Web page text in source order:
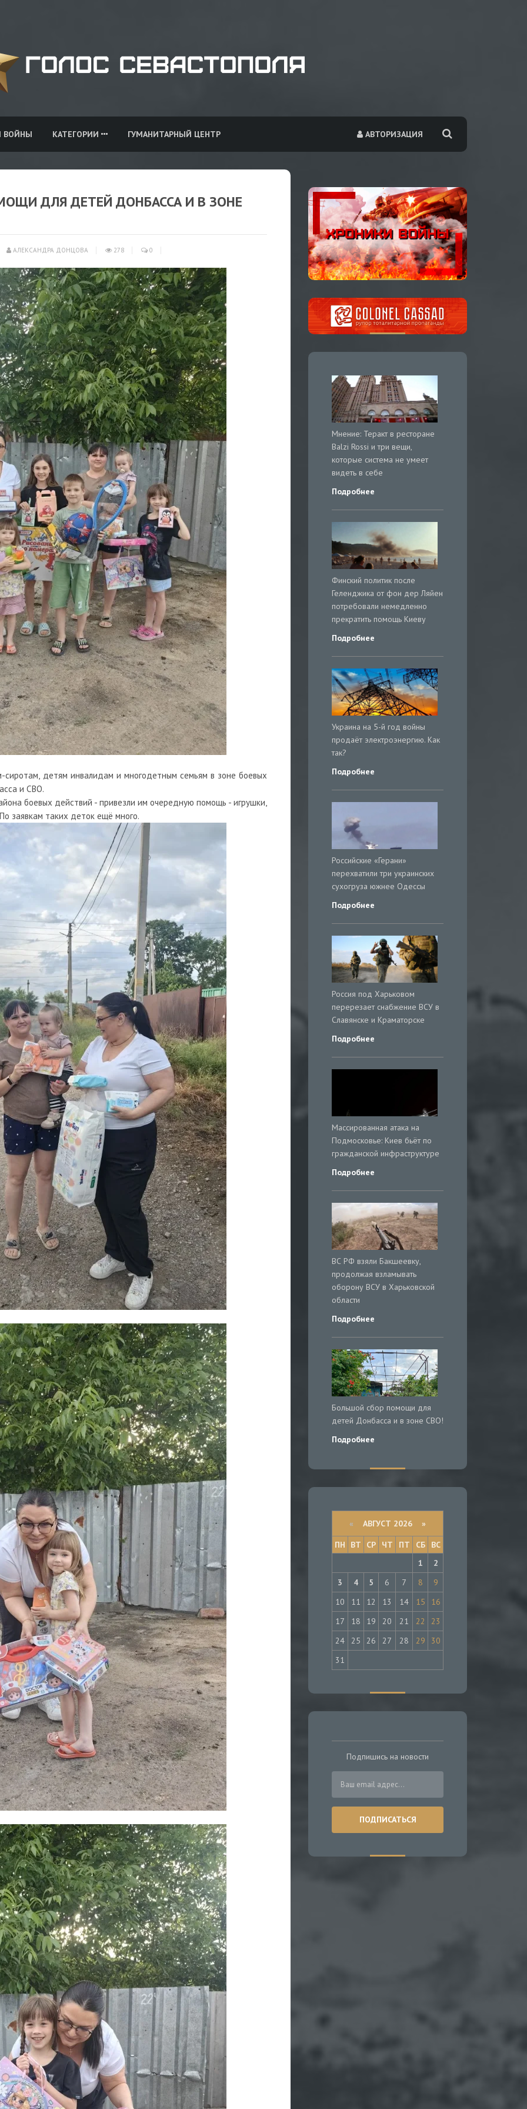
АВТОРИЗАЦИЯ
ВОЙНЫ КАТЕГОРИИ ГУМАНИТАРНЫЙ ЦЕНТР
ДЛЯ ДЕТЕЙ ДОНБАССА И В ЗОНЕ
АЛЕКСАНДРА ДОНЦОВА 278 0
сиротам, детям инвалидам и многодетным семьям в зоне боевых
и СВО.
боевых действий - привезли им очередную помощь - игрушки,
заявкам таких деток ещё много.
Мнение: Теракт в ресторане
Balzi Rossi и три вещи,
которые система не умеет
видеть в себе
Подробнее
Финский политик после
Геленджика от фон дер Ляйен
потребовали немедленно
прекратить помощь Киеву
Подробнее
Украина на 5-й год войны
продаёт электроэнергию. Как
так?
Подробнее
Российские «Герани»
перехватили три украинских
сухогруза южнее Одессы
Подробнее
Россия под Харьковом
перерезает снабжение ВСУ в
Славянске и Краматорске
Подробнее
Массированная атака на
Подмосковье: Киев бьёт по
гражданской инфраструктуре
Подробнее
ВС РФ взяли Бакшеевку,
продолжая взламывать
оборону ВСУ в Харьковской
области
Подробнее
Большой сбор помощи для
детей Донбасса и в зоне СВО!
Подробнее
« АВГУСТ 2026 »
ПН
ВТ СР ЧТ ПТ СБ
ВС
1
2
3
4 5 6 7 8
9
10
11 12 13 14 15
16
17
18 19 20 21 22
23
24
25 26 27 28 29
30
31
Подпишись на новости